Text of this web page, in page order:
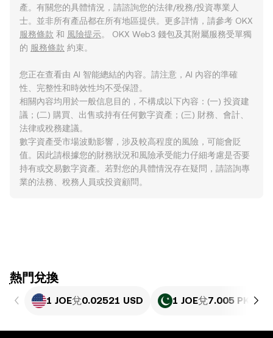
產。有關您的具體情況，請諮詢您的法律/稅務/投資專業人
士。並非所有產品都在所有地區提供。更多詳情，請參考 OKX
服務條款 和 風險提示。 OKX Web3 錢包及其附屬服務受單獨
的 服務條款 約束。
您正在查看由 AI 智能總結的內容。請注意，AI 內容的準確
性、完整性和時效性均不受保證。
相關內容均用於一般信息目的，不構成以下內容：(一) 投資建
議；(二) 購買、出售或持有任何數字資產；(三) 財務、會計、
法律或稅務建議。
數字資產受市場波動影響，涉及較高程度的風險，可能會貶
值。因此請根據您的財務狀況和風險承受能力仔細考慮是否要
持有或交易數字資產。若對您的具體情況存在疑問，請諮詢專
業的法務、稅務人員或投資顧問。
ִִִִִִִִִִִִִִִִִִִִִִִִִִִִִִִִִִִִִִִִִִִִִִִִ熱門兌換
1 JOE兌0.02521 USD 1 JOE兌7.005 PKR